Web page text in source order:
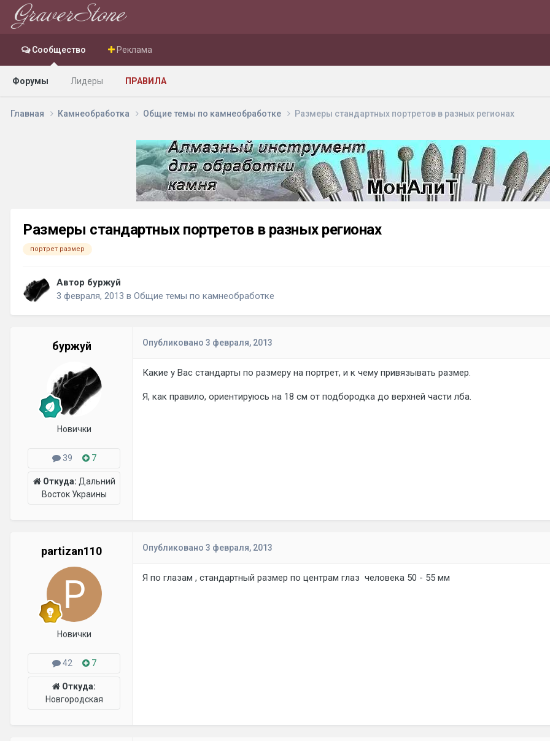
Сообщество
Форумы Лидеры ПРАВИЛА
Реклама
Главная Камнеобработка Общие темы по камнеобработке Размеры стандартных портретов в разных регионах
Размеры стандартных портретов в разных регионах
портрет размер
Автор буржуй
3 февраля, 2013 в Общие темы по камнеобработке
буржуй
Новички
39 7
Откуда: Дальний
Восток Украины
Опубликовано 3 февраля, 2013
Какие у Вас стандарты по размеру на портрет, и к чему привязывать размер.
Я, как правило, ориентируюсь на 18 см от подбородка до верхней части лба.
partizan110
Новички
42 7
Откуда:
Новгородская
Опубликовано 3 февраля, 2013
Я по глазам , стандартный размер по центрам глаз человека 50 - 55 мм